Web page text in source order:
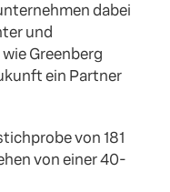
dabei
und
Greenberg
ein Partner
von 181
von einer 40-